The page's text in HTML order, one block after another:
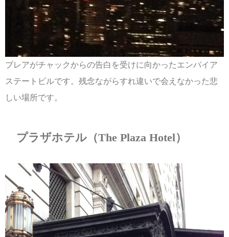
ブレアがチャックからの告白を受けに向かったエンパイア
ステートビルです。残念ながらすれ違いで会えなかった悲
しい場所です。
プラザホテル（The Plaza Hotel）